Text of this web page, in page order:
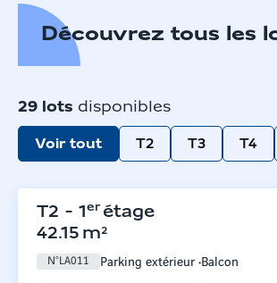
Découvrez tous les
29 lots disponibles
Voir tout T2 T3 T4
T2 - 1er étage
42.15 m²
N°LA011 Parking extérieur Balcon